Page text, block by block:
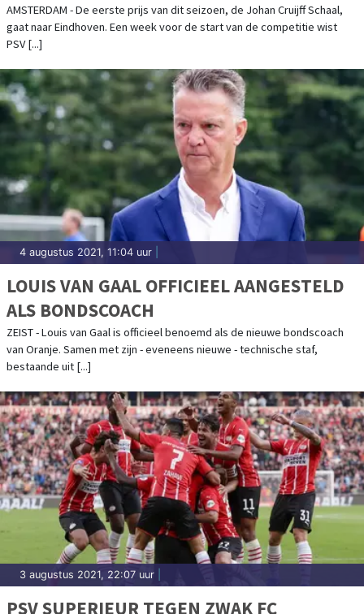
AMSTERDAM - De eerste prijs van dit seizoen, de Johan Cruijff Schaal,
gaat naar Eindhoven. Een week voor de start van de competitie wist
PSV [...]
4 augustus 2021, 11:04 uur
LOUIS VAN GAAL OFFICIEEL AANGESTELD
ALS BONDSCOACH
ZEIST - Louis van Gaal is officieel benoemd als de nieuwe bondscoach
van Oranje. Samen met zijn - eveneens nieuwe - technische staf,
bestaande uit [...]
3 augustus 2021, 22:07 uur
PSV SUPERIEUR TEGEN ZWAK FC